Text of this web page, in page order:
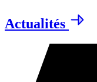
Actualités